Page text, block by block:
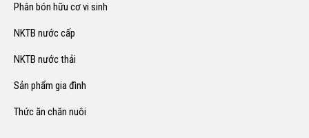
Phân bón hữu cơ vi sinh
NKTB nước cấp
NKTB nước thải
Sản phẩm gia đình
Thức ăn chăn nuôi